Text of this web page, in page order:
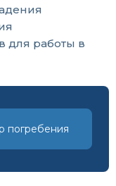
для работы в
погребения